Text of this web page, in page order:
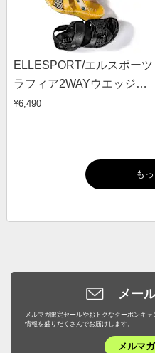
ELLESPORT/エルスポーツ
ラフィア2WAYウエッジサ
ンダル
¥6,490
も
メー
メルマガ限定セールやおトクなクーポンキ
情報を盛りだくさんでお届けします。
メルマ